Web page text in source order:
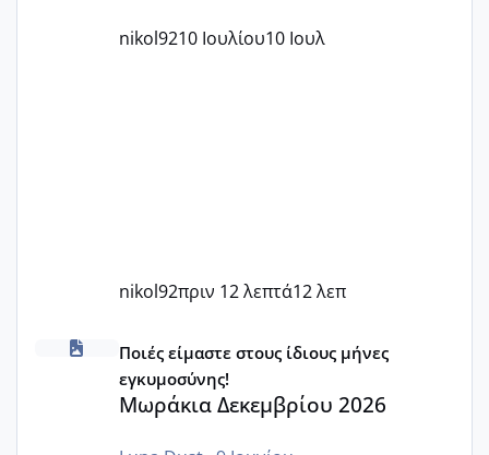
nikol9210 Ιουλίου10 Ιουλ
nikol92πριν 12 λεπτά12 λεπ
Μωράκια Δεκεμβρίου 2026
Ποιές είμαστε στους ίδιους μήνες
εγκυμοσύνης!
Μωράκια Δεκεμβρίου 2026